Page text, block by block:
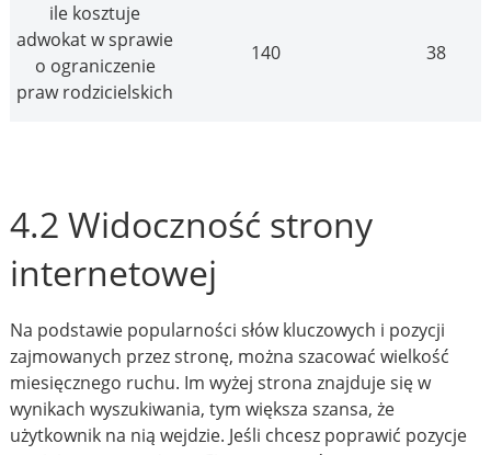
ile kosztuje
adwokat w sprawie
o ograniczenie
praw rodzicielskich
140 38
4.2 Widoczność strony
internetowej
Na podstawie popularności słów kluczowych i pozycji
zajmowanych przez stronę, można szacować wielkość
miesięcznego ruchu. Im wyżej strona znajduje się w
wynikach wyszukiwania, tym większa szansa, że
użytkownik na nią wejdzie. Jeśli chcesz poprawić pozycje